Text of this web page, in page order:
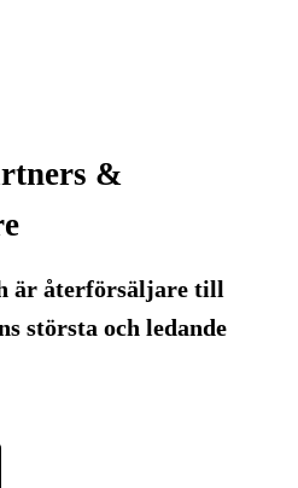
&
är återförsäljare till
största och ledande